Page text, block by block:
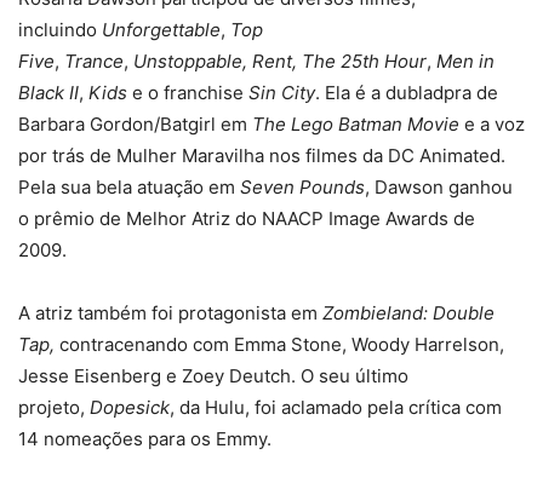
incluindo Unforgettable, Top
Five, Trance, Unstoppable, Rent, The 25th Hour, Men in
Black II, Kids e o franchise Sin City. Ela é a dubladpra de
Barbara Gordon/Batgirl em The Lego Batman Movie e a voz
por trás de Mulher Maravilha nos filmes da DC Animated.
Pela sua bela atuação em Seven Pounds, Dawson ganhou
o prêmio de Melhor Atriz do NAACP Image Awards de
2009.
A atriz também foi protagonista em Zombieland: Double
Tap, contracenando com Emma Stone, Woody Harrelson,
Jesse Eisenberg e Zoey Deutch. O seu último
projeto, Dopesick, da Hulu, foi aclamado pela crítica com
14 nomeações para os Emmy.